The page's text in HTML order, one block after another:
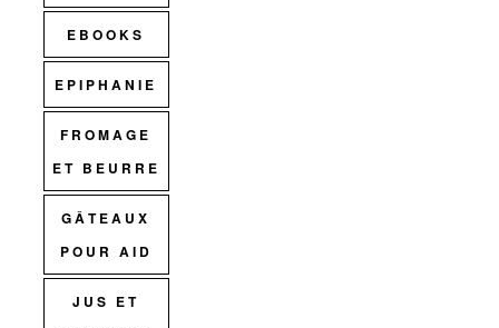
EBOOKS
EPIPHANIE
FROMAGE
ET BEURRE
GÂTEAUX
POUR AID
JUS ET